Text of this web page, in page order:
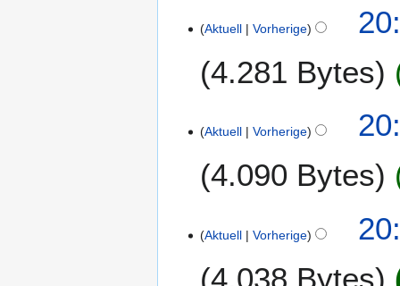
Aktuell Vorherige
4.281 Bytes
Aktuell Vorherige
4.090 Bytes
Aktuell Vorherige
4.038 Bytes